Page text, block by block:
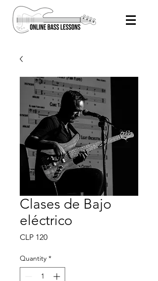
Clases de Bajo
eléctrico
CLP 120Price
Quantity *